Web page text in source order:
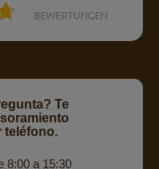
BEWERTUNGEN
Te
teléfono.
8:00 a 15:30